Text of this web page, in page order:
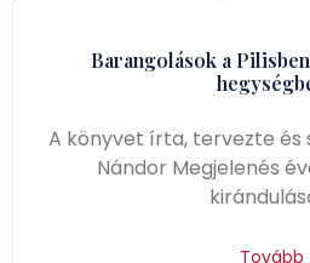
Barangolások a
A könyvet írta, tervezte és
Nándor Megjelenés
Tovább